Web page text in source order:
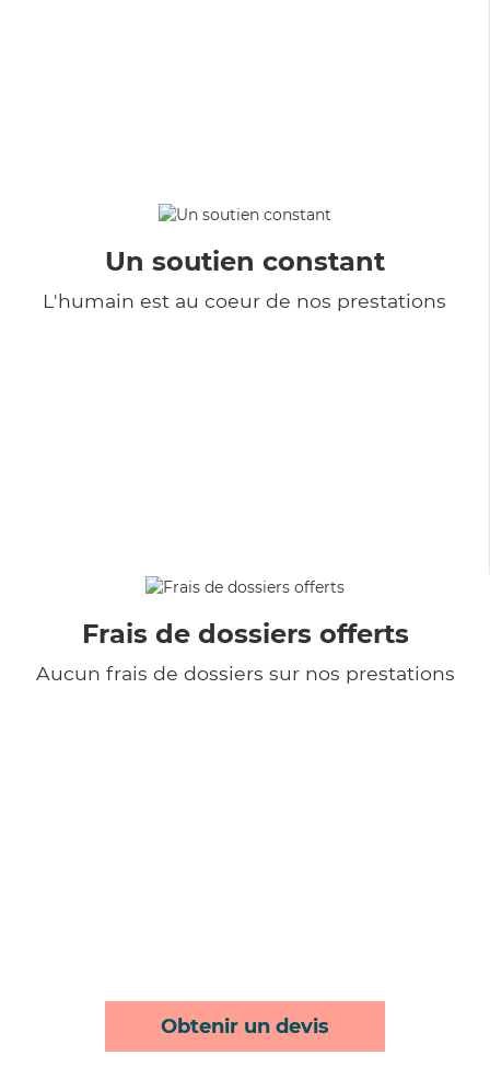
Un soutien constant
L'humain est au coeur de nos prestations
Frais de dossiers offerts
Aucun frais de dossiers sur nos prestations
Obtenir un devis